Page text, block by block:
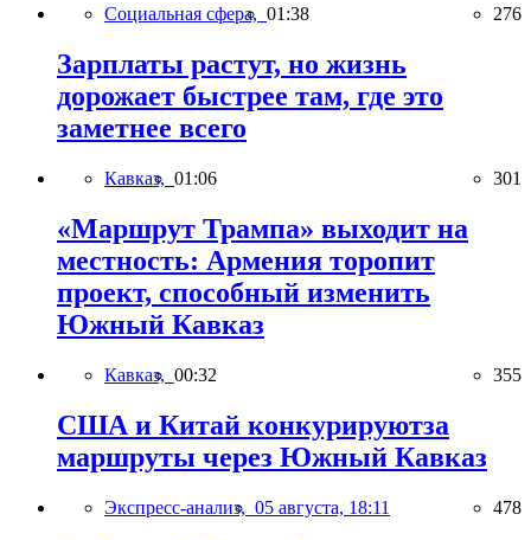
Социальная сфера, 01:38 276
Зарплаты растут, но жизнь
дорожает быстрее там, где это
заметнее всего
Кавказ, 01:06 301
«Маршрут Трампа» выходит на
местность: Армения торопит
проект, способный изменить
Южный Кавказ
Кавказ, 00:32 355
США и Китай конкурируютза
маршруты через Южный Кавказ
Экспресс-анализ, 05 августа, 18:11 478